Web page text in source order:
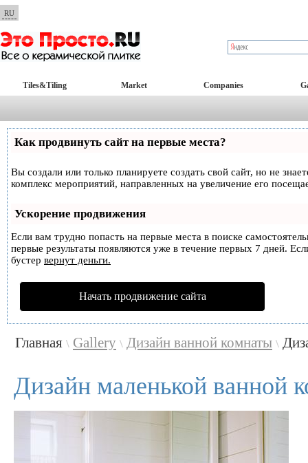
RU
Tiles&Tiling Market Companies
Как продвинуть сайт на первые места?
Вы создали или только планируете создать свой сайт, но не
комплекс мероприятий, направленных на увеличение его
Ускорение продвижения
Если вам трудно попасть на первые места в поиске
первые результаты появляются уже в течение первых 7 дней.
бустер вернут деньги.
Начать продвижение сайта
Главная \ Gallery \ Дизайн ванной комнаты \
Дизайн маленькой ванной